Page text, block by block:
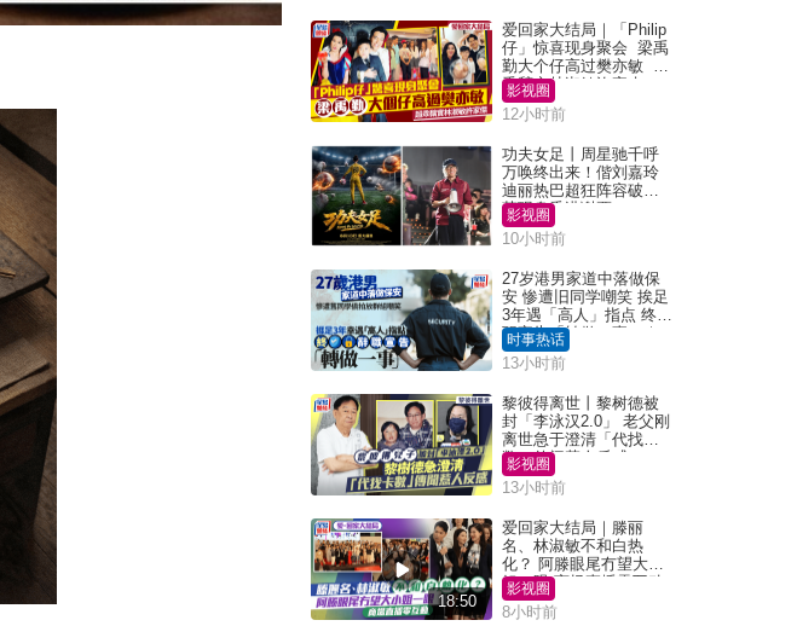
爱回家大结局｜「Philip
仔」惊喜现身聚会 梁禹
勤大个仔高过樊亦敏 超
乖黐实林淑敏许家杰
影视圈
12小时前
功夫女足丨周星驰千呼
万唤终出来！偕刘嘉玲
迪丽热巴超狂阵容破天
荒现身香港谢票
影视圈
10小时前
27岁港男家道中落做保
安 惨遭旧同学嘲笑 挨足
3年遇「高人」指点 终辞
职宣告「转做一事」｜
Juicy叮
时事热话
13小时前
黎彼得离世丨黎树德被
封「李泳汉2.0」 老父刚
离世急于澄清「代找卡
数」传闻惹人反感
影视圈
13小时前
18:50
爱回家大结局｜滕丽
名、林淑敏不和白热
化？ 阿滕眼尾冇望大小
姐一眼 商场直播零互动
影视圈
8小时前